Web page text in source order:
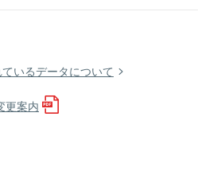
いるデータについて
更案内